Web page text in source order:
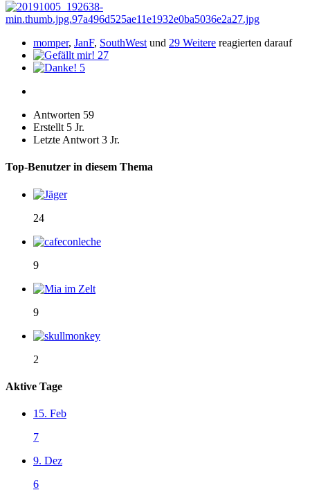
momper, JanF, SouthWest und 29 Weitere reagierten darauf
27
5
Antworten 59
Erstellt 5 Jr.
Letzte Antwort 3 Jr.
Top-Benutzer in diesem Thema
24
9
9
2
Aktive Tage
15. Feb
7
9. Dez
6